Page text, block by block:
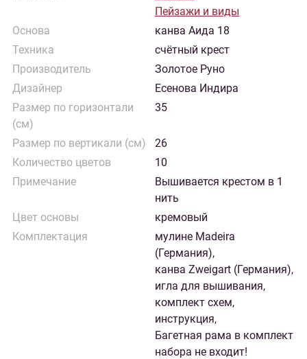
Пейзажи и виды
Основа
канва Аида 18
Техника
счётный крест
Производитель
Золотое Руно
Дизайнер
Есенова Индира
Размер по горизонтали
(см)
35
Размер по вертикали (см)
26
Количество цветов
10
Примечание
Вышивается крестом в 1
нить
Цвет основы
кремовый
Комплектация
мулине Madeira
(Германия),
канва Zweigart (Германия),
игла для вышивания,
комплект схем,
инструкция,
Багетная рама в комплект
набора не входит!